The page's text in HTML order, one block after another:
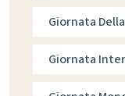
Giornata
Giornata